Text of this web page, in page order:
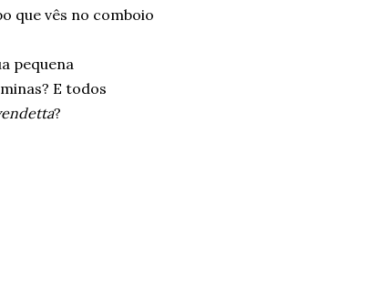
que vês no comboio
pequena
E todos
?